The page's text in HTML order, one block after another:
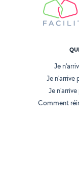
Je
Je n'arrive
Je
Comment